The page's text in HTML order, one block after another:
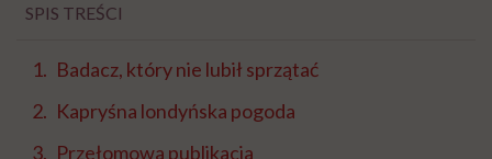
SPIS TREŚCI
Badacz, który nie lubił sprzątać
Kapryśna londyńska pogoda
Przełomowa publikacja